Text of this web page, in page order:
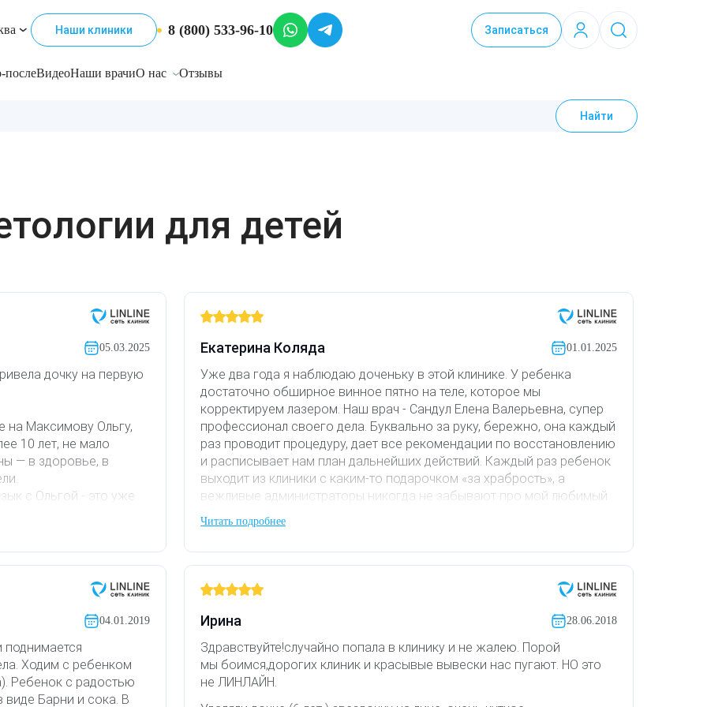
Наши клиники 8 (800) 533-96-10 Записаться
послеВидеоНаши врачиО нас Отзывы
Найти
для детей
05.03.2025
дочку на первую
на Максимову Ольгу,
10 лет, не мало
— в здоровье, в
с Ольгой - это уже
ответить на вопрос,
любые тайны
период
очень
миллиметра,
Рекомендую.
Екатерина Коляда 01.01.2025
Уже два года я наблюдаю доченьку в этой клинике. У ребенка
достаточно обширное винное пятно на теле, которое мы
корректируем лазером. Наш врач - Сандул Елена Валерьевна, супер
профессионал своего дела. Буквально за руку, бережно, она каждый
раз проводит процедуру, дает все рекомендации по восстановлению
и расписывает нам план дальнейших действий. Каждый раз ребенок
выходит из клиники с каким-то подарочком «за храбрость», а
вежливые администраторы никогда не забывают про мой любимый
кофе.
увидели результат. Стали появляться белые пробелы на коже, и кожа
процветания!
Читать подробнее
04.01.2019
Ходим с ребенком
Ребенок с радостью
Барни и сока. В
Ирина 28.06.2018
Здравствуйте!случайно попала в клинику и не жалею. Порой
мы боимся,дорогих клиник и красывые вывески нас пугают. НО это
не ЛИНЛАЙН.